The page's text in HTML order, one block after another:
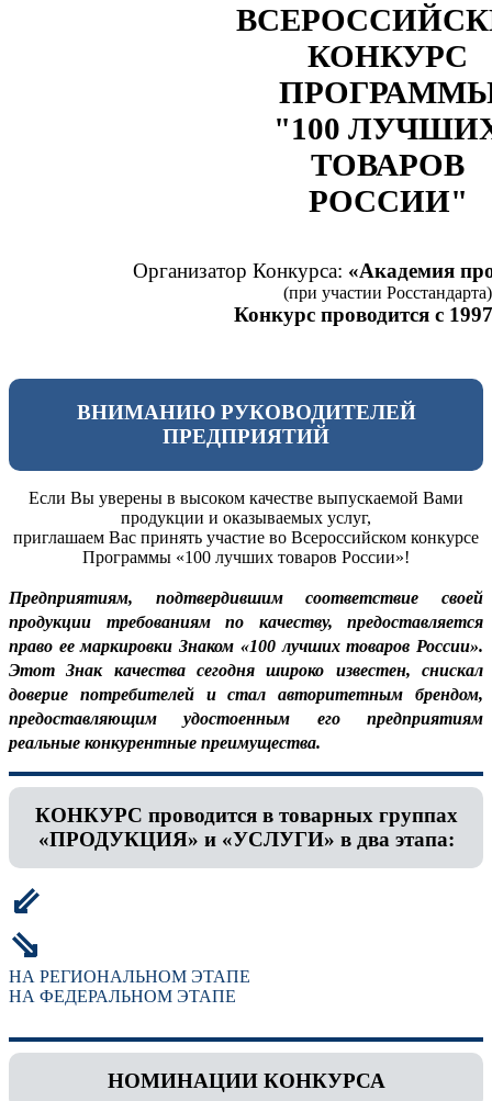
КОНКУРС
"100
ТОВАРОВ
РОССИИ"
Организатор Конкурса: «Академия
(при участии Росстандарта)
Конкурс проводится с
ВНИМАНИЮ РУКОВОДИТЕЛЕЙ
ПРЕДПРИЯТИЙ
Если Вы уверены в высоком качестве выпускаемой Вами
продукции и оказываемых услуг,
приглашаем Вас принять участие во Всероссийском конкурсе
Программы «100 лучших товаров России»!
Предприятиям, подтвердившим соответствие своей
продукции требованиям по качеству, предоставляется
право ее маркировки Знаком «100 лучших товаров России».
Этот Знак качества сегодня широко известен, снискал
доверие потребителей и стал авторитетным брендом,
предоставляющим удостоенным его предприятиям
реальные конкурентные преимущества.
КОНКУРС проводится в товарных группах
«ПРОДУКЦИЯ» и «УСЛУГИ» в два этапа:
⇙
⇘
НА РЕГИОНАЛЬНОМ ЭТАПЕ
НА ФЕДЕРАЛЬНОМ ЭТАПЕ
НОМИНАЦИИ КОНКУРСА